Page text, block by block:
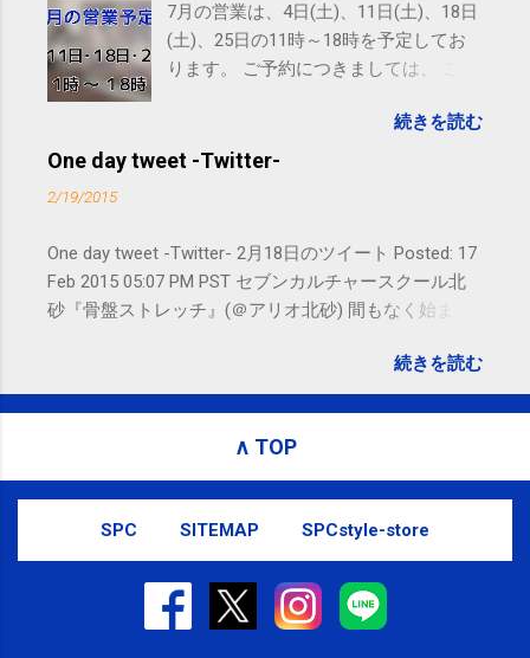
7月の営業は、4日(土)、11日(土)、18日
(土)、25日の11時～18時を予定してお
ります。 ご予約につきましては、 こち
れないことがありますので、ご予約、
お問い合わせはSMS（ショートメッセ
続きを読む
One day tweet -Twitter-
2/19/2015
One day tweet -Twitter- 2月18日のツイート Posted: 17
Feb 2015 05:07 PM PST セブンカルチャースクール北
砂『骨盤ストレッチ』(＠アリオ北砂) 間もなく始まり
subscribed to email updates from サクマフィジカルコ
ンディショニング(@SPCstyle) - Twilog To stop
Email delivery powered by Google Google Inc., 1600
Amphitheatre Parkway, Mountain View, CA 94043,
続きを読む
∧ TOP
SPC SITEMAP SPCstyle-store